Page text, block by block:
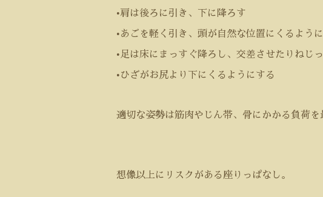
•肩は後ろに引き、下に降ろす
•あごを軽く引き、頭が自然な位置にくるよう
•足は床にまっすぐ降ろし、交差させたりねじ
•ひざがお尻より下にくるようにする
適切な姿勢は筋肉やじん帯、骨にかかる負荷を
想像以上にリスクがある座りっぱなし。